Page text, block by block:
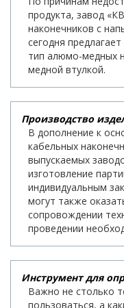
продукта, завод
наконечников с
сегодня
тип алюмо-медных
медной втулкой.
Производство
В дополнение к
кабельных
выпускаемых
изготовление
индивидуальным
могут также
сопровождении
проведении
Инструмент для
Важно не столько
пользоваться, а